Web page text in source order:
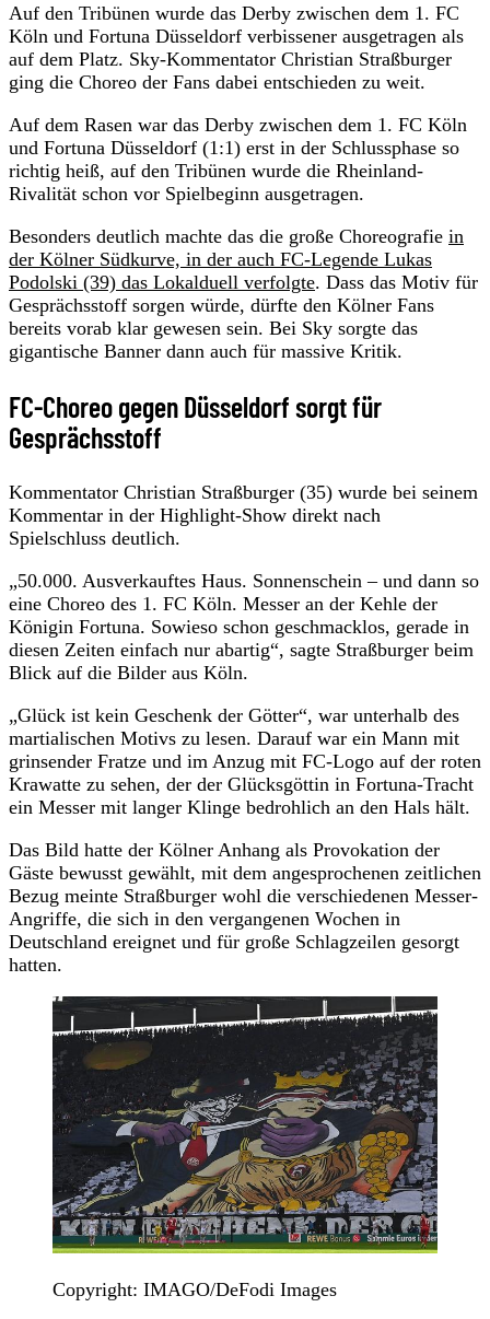
Auf den Tribünen wurde das Derby zwischen dem 1. FC
Köln und Fortuna Düsseldorf verbissener ausgetragen als
auf dem Platz. Sky-Kommentator Christian Straßburger
ging die Choreo der Fans dabei entschieden zu weit.
Auf dem Rasen war das Derby zwischen dem 1. FC Köln
und Fortuna Düsseldorf (1:1) erst in der Schlussphase so
richtig heiß, auf den Tribünen wurde die Rheinland-
Rivalität schon vor Spielbeginn ausgetragen.
Besonders deutlich machte das die große Choreografie in
der Kölner Südkurve, in der auch FC-Legende Lukas
Podolski (39) das Lokalduell verfolgte. Dass das Motiv für
Gesprächsstoff sorgen würde, dürfte den Kölner Fans
bereits vorab klar gewesen sein. Bei Sky sorgte das
gigantische Banner dann auch für massive Kritik.
FC-Choreo gegen Düsseldorf sorgt für
Gesprächsstoff
Kommentator Christian Straßburger (35) wurde bei seinem
Kommentar in der Highlight-Show direkt nach
Spielschluss deutlich.
„50.000. Ausverkauftes Haus. Sonnenschein – und dann so
eine Choreo des 1. FC Köln. Messer an der Kehle der
Königin Fortuna. Sowieso schon geschmacklos, gerade in
diesen Zeiten einfach nur abartig“, sagte Straßburger beim
Blick auf die Bilder aus Köln.
„Glück ist kein Geschenk der Götter“, war unterhalb des
martialischen Motivs zu lesen. Darauf war ein Mann mit
grinsender Fratze und im Anzug mit FC-Logo auf der roten
Krawatte zu sehen, der der Glücksgöttin in Fortuna-Tracht
ein Messer mit langer Klinge bedrohlich an den Hals hält.
Das Bild hatte der Kölner Anhang als Provokation der
Gäste bewusst gewählt, mit dem angesprochenen zeitlichen
Bezug meinte Straßburger wohl die verschiedenen Messer-
Angriffe, die sich in den vergangenen Wochen in
Deutschland ereignet und für große Schlagzeilen gesorgt
hatten.
Copyright: IMAGO/DeFodi Images